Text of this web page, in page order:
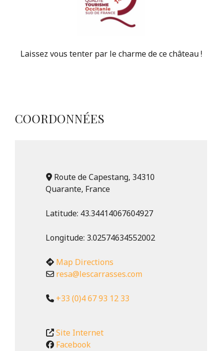
Laissez vous tenter par le charme de ce château !
COORDONNÉES
Route de Capestang, 34310
Quarante, France
Latitude: 43.34414067604927
Longitude: 3.02574634552002
Map Directions
resa@lescarrasses.com
+33 (0)4 67 93 12 33
Site Internet
Facebook